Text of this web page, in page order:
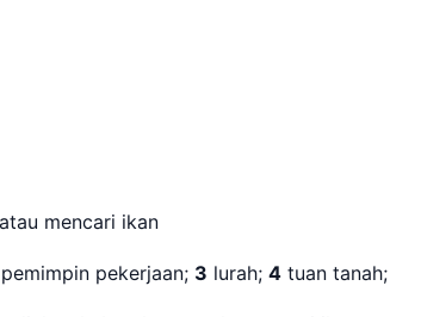
mencari ikan
pemimpin pekerjaan; 3 lurah; 4 tuan tanah;